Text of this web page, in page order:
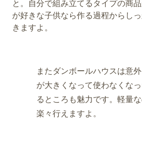
と。自分で組み立てるタイプの商
が好きな子供なら作る過程からし
きますよ。
またダンボールハウスは意
が大きくなって使わなくな
るところも魅力です。軽量
楽々行えますよ。